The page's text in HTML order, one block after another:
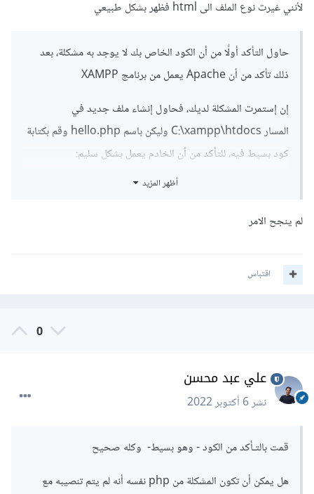
لأنني غيرت نوع الملف الى html فظهر بشكل طبيعي
حاول التأكد أولًا من أن الكود الخاص بك لا يوجد به مشكلة، بعد
ذلك تأكد من أن Apache يعمل من برنامج XAMPP
إن إستمرت المشكلة لديك، فحاول إنشاء ملف جديد في
المسار C:\xampp\htdocs وليكن باسم hello.php وقم بكتابة
كود بسيط فيه، للتأكد من أن الخادم يعمل بشكل سليم:
بعد ذلك قم بزيارة المسار
أظهر المزيد
لم ينجح الامر
اقتباس
0
علي عبد محسن
نشر6 أكتوبر 2022
قمت بالتـأكد من الكود - وهو بسيط- وكله صحيح
هل يمكن أن تكون المشكلة من php نفسه أنه لم يتم تنصيبه مع